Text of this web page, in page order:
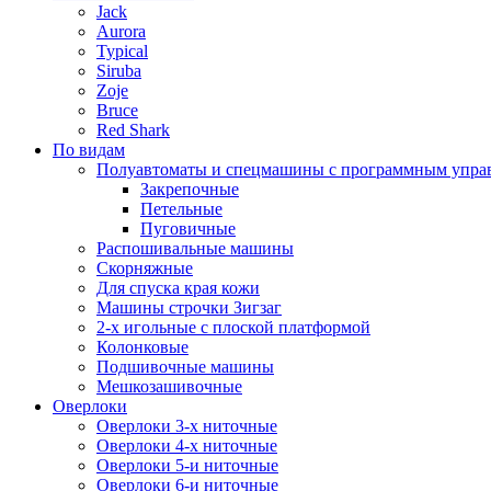
Jack
Aurora
Typical
Siruba
Zoje
Bruce
Red Shark
По видам
Полуавтоматы и спецмашины с программным
Закрепочные
Петельные
Пуговичные
Распошивальные машины
Скорняжные
Для спуска края кожи
Машины строчки Зигзаг
2-х игольные с плоской платформой
Колонковые
Подшивочные машины
Мешкозашивочные
Оверлоки
Оверлоки 3-х ниточные
Оверлоки 4-х ниточные
Оверлоки 5-и ниточные
Оверлоки 6-и ниточные